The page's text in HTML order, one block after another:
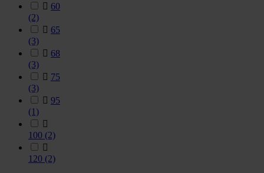
 60
(2)
 65
(3)
 68
(3)
 75
(3)
 95
(1)

100 (2)

120 (2)